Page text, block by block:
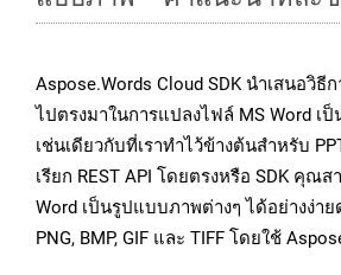
Aspose.Words Cloud SDK นำเสนอวิธี
ไปตรงมาในการแปลงไฟล์ MS Word เ
เช่นเดียวกับที่เราทำไว้ข้างต้นสำหรับ
เรียก REST API โดยตรงหรือ SDK คุณ
Word เป็นรูปแบบภาพต่างๆ ได้อย่างง่าย
PNG, BMP, GIF และ TIFF โดยใช้